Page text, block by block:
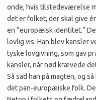
onde, hvis tilstedeværelse
det er folket, der skal give
en “europæisk identitet.”
lovlig vis. Han blev kansler
tyske lovgivning, som gav
kansler, når nød krævede
Så sad han på magten, og
det pan-europæiske folk.